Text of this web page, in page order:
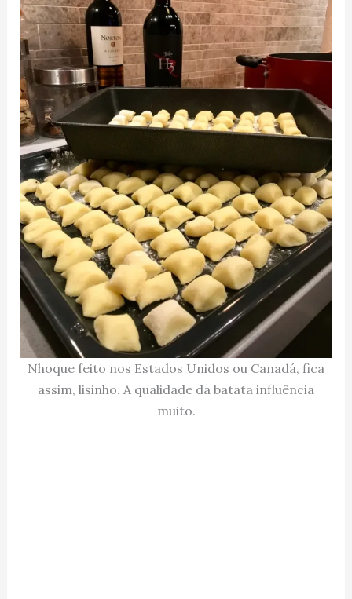
Nhoque feito nos Estados Unidos ou Canadá, fica
assim, lisinho. A qualidade da batata influência
muito.